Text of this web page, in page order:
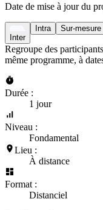
Date de mise à jour du
Inter
Intra Sur-mesure
Regroupe des
même programme, à
Durée :
1 jour
Niveau :
Fondamental
Lieu :
À distance
Format :
Distanciel